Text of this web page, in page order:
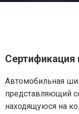
Сертификация
Автомобильная
представляющий
находящуюся на